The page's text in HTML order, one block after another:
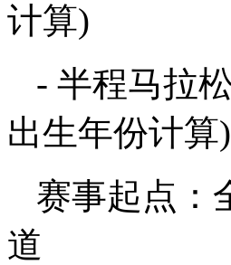
计算)
- 半程马拉
出生年份计算)
赛事起点：
道